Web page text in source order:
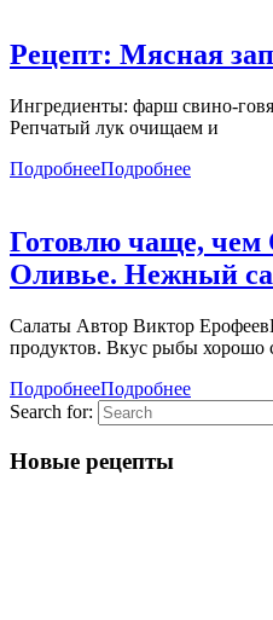
Рецепт: Мясная
Ингредиенты: фарш свино-
Репчатый лук очищаем и
ПодробнееПодробнее
Готовлю чаще, чем
Оливье. Нежный
Салаты Автор Виктор
продуктов. Вкус рыбы хорошо
ПодробнееПодробнее
Search for:
Новые рецепты